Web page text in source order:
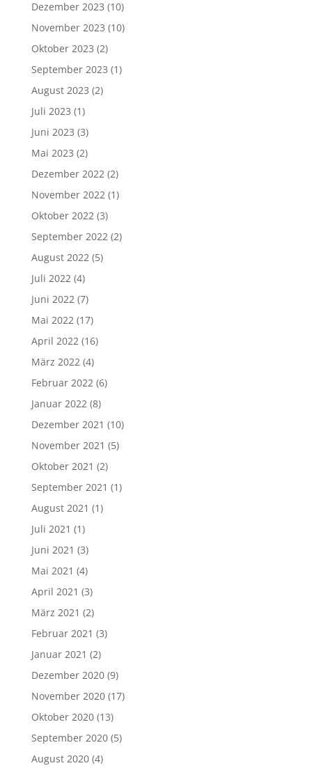
Dezember 2023 (10)
November 2023 (10)
Oktober 2023 (2)
September 2023 (1)
August 2023 (2)
Juli 2023 (1)
Juni 2023 (3)
Mai 2023 (2)
Dezember 2022(2)
November 2022(1)
Oktober 2022(3)
September 2022(2)
August 2022(5)
Juli 2022(4)
Juni 2022(7)
Mai 2022(17)
April 2022(16)
März 2022(4)
Februar 2022(6)
Januar 2022(8)
Dezember 2021 (10)
November 2021 (5)
Oktober 2021 (2)
September 2021 (1)
August 2021 (1)
Juli 2021 (1)
Juni 2021 (3)
Mai 2021 (4)
April 2021 (3)
März 2021 (2)
Februar 2021 (3)
Januar 2021 (2)
Dezember 2020(9)
November 2020(17)
Oktober 2020(13)
September 2020(5)
August 2020(4)